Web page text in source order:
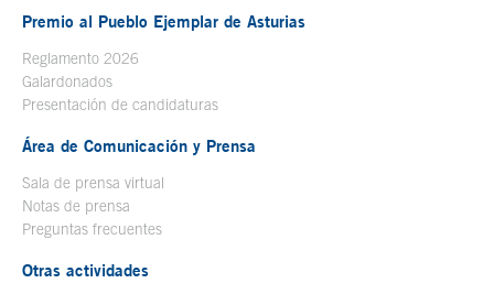
Premio al Pueblo Ejemplar de Asturias
Reglamento 2026
Galardonados
Presentación de candidaturas
Área de Comunicación y Prensa
Sala de prensa virtual
Notas de prensa
Preguntas frecuentes
Otras actividades